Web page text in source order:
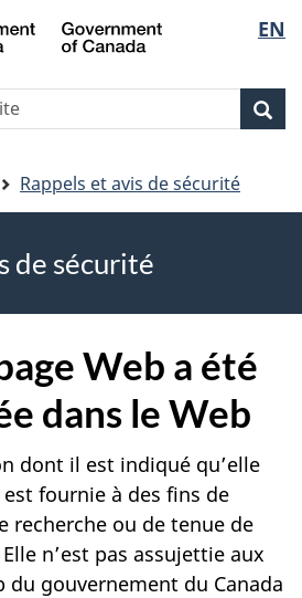
Skip
to
Skip
to
Passer
à
HTML
de
la
EN
Rappels et avis de sécurité
de sécurité
Web a été
dans le Web
dont il est indiqué qu’elle
fournie à des fins de
recherche ou de tenue de
n’est pas assujettie aux
du gouvernement du Canada